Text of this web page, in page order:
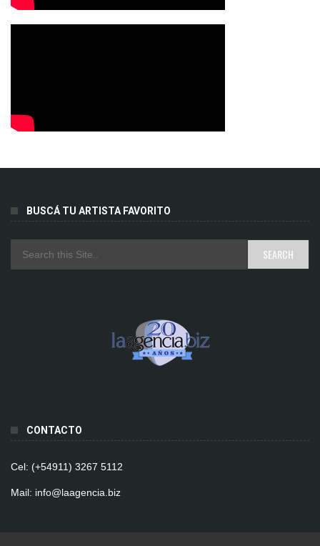
BUSCÁ TU ARTISTA FAVORITO
CONTACTO
Cel: (+54911) 3267 5112
Mail: info@laagencia.biz